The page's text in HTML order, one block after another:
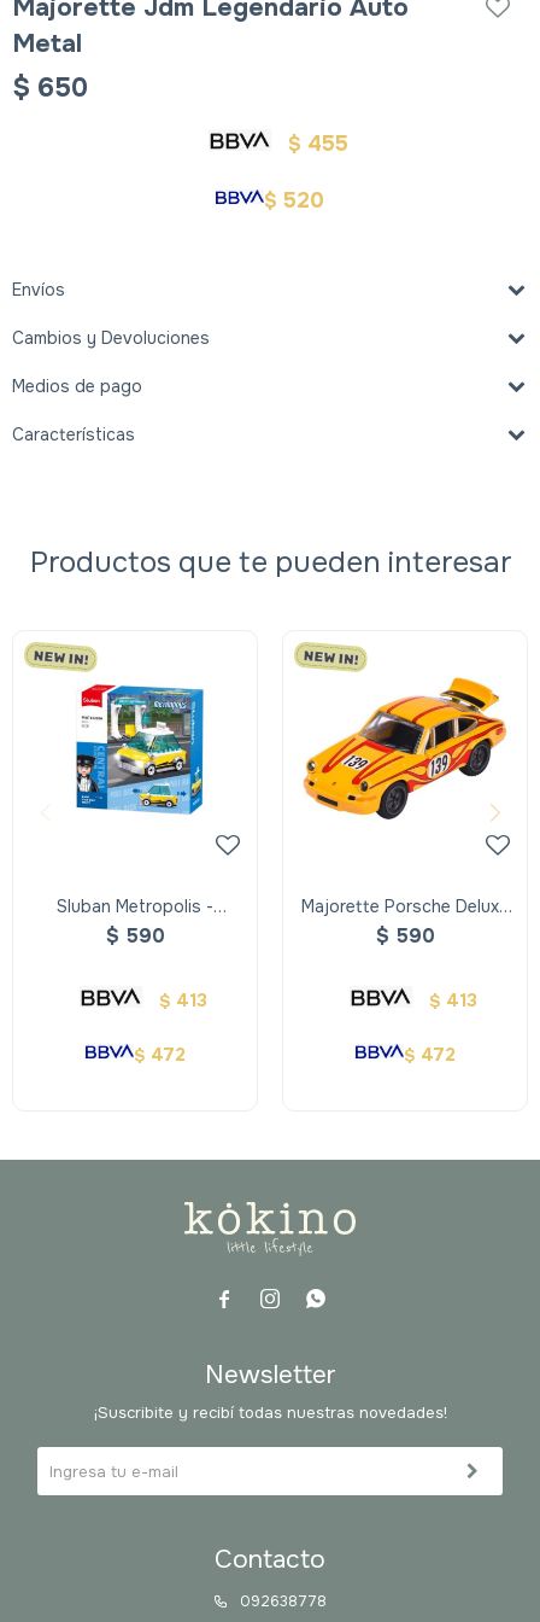
Majorette Jdm Legendario Auto
Metal
$ 650
$ 455
$ 520
Envíos
Cambios y Devoluciones
Medios de pago
Características
Productos que te pueden interesar
Sluban Metropolis -
Vehiculos De La Ciudad
$ 590
$ 413
$ 472
Majorette Porsche Deluxe
Cars
$ 590
$ 413
$ 472
  
Contacto
092638778
Newsletter
¡Suscribite y recibí todas nuestras novedades!